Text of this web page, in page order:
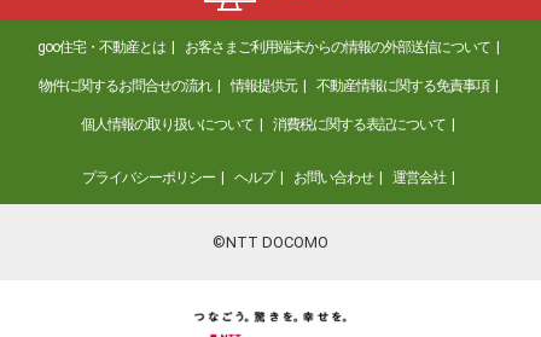
goo住宅・不動産とは お客さまご利用端末からの情報の外部送信について
物件に関するお問合せの流れ 情報提供元 不動産情報に関する免責事項
個人情報の取り扱いについて 消費税に関する表記について
プライバシーポリシー ヘルプ お問い合わせ 運営会社
©NTT DOCOMO